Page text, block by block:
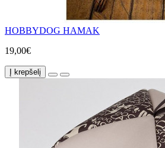
HOBBYDOG HAMAK
19,00€
Į krepšelį